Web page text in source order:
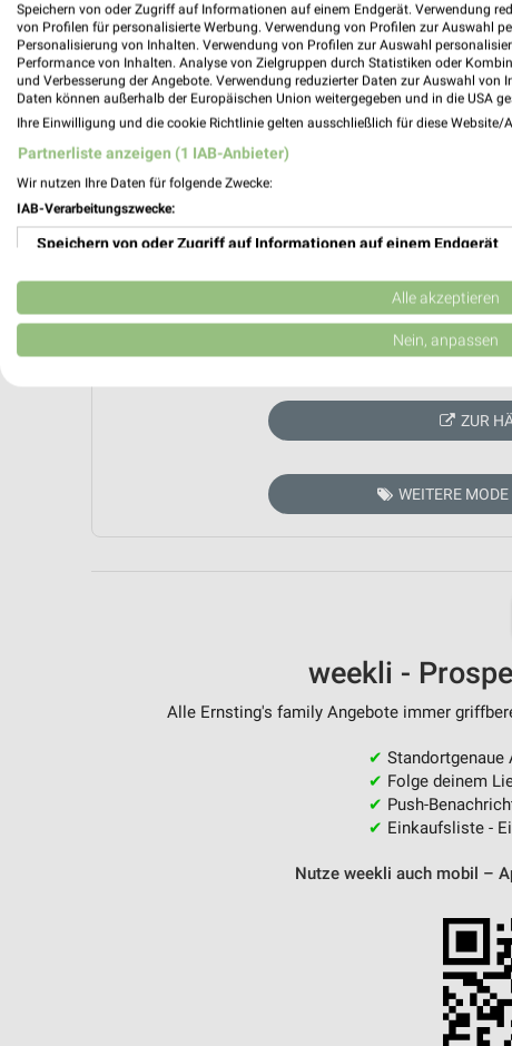
Aktuell keine
ZUR
WEITERE
weekli -
Alle Ernsting's family Angebote immer
✔ Standortgenaue
✔ Folge deinem
✔ Push-
✔ Einkaufsliste -
Nutze weekli auch mobil –
Speichern von oder Zugriff auf Informationen auf einem Endgerät. Verwendung
von Profilen für personalisierte Werbung. Verwendung von Profilen zur Auswahl
Personalisierung von Inhalten. Verwendung von Profilen zur Auswahl
Performance von Inhalten. Analyse von Zielgruppen durch Statistiken oder
und Verbesserung der Angebote. Verwendung reduzierter Daten zur Auswahl von
Daten können außerhalb der Europäischen Union weitergegeben und in die USA
Ihre Einwilligung und die cookie Richtlinie gelten ausschließlich für diese Website/
Partnerliste anzeigen (1 IAB-Anbieter)
Wir nutzen Ihre Daten für folgende Zwecke:
IAB-Verarbeitungszwecke:
Speichern von oder Zugriff auf Informationen auf einem Endgerät
Verwendung reduzierter Daten zur Auswahl von Werbeanzeigen
Erstellung von Profilen für personalisierte Werbung
Erstellung von Profilen zur Personalisierung von Inhalten
Verwendung von Profilen zur Auswahl personalisierter Inhalte
Analyse von Zielgruppen durch Statistiken oder Kombinationen
Entwicklung und Verbesserung der Angebote
Verwendung reduzierter Daten zur Auswahl von Inhalten
Geräte anhand von aktiv angeforderten Informationen
Alle akzeptieren
Nein, anpassen